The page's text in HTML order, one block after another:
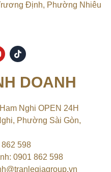
Định, Phường Nhiêu
T
i
kDOANH
Nghi OPEN 24H
Phường Sài Gòn,
862 598
0901 862 598